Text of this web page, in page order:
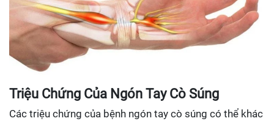
Triệu Chứng Của Ngón Tay Cò Súng
Các triệu chứng của bệnh ngón tay cò súng có thể khác